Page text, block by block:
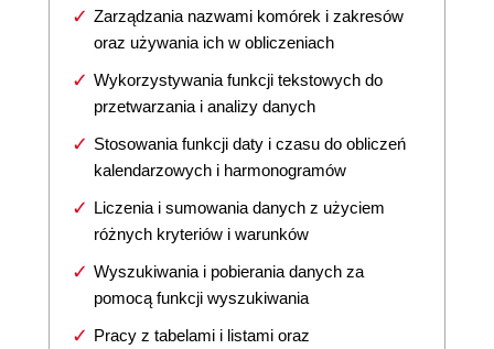
Zarządzania nazwami komórek i zakresów
oraz używania ich w obliczeniach
Wykorzystywania funkcji tekstowych do
przetwarzania i analizy danych
Stosowania funkcji daty i czasu do obliczeń
kalendarzowych i harmonogramów
Liczenia i sumowania danych z użyciem
różnych kryteriów i warunków
Wyszukiwania i pobierania danych za
pomocą funkcji wyszukiwania
Pracy z tabelami i listami oraz